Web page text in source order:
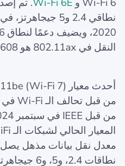
نطاقي 2.4 و5
النقل في 802.11ax هو 9,608 ميجابت/ثانية.
نطاقات 2.4، و5، و6 جيجاهرتز.